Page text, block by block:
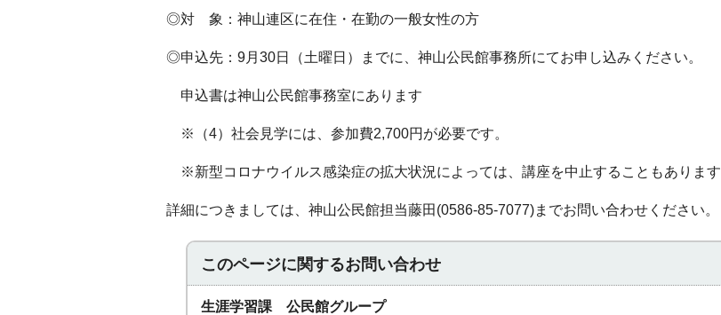
◎対 象：神山連区に在住・在勤の一般女性の方
◎申込先：9月30日（土曜日）までに、神山公民館事務所にてお申し込みください。
申込書は神山公民館事務室にあります
※（4）社会見学には、参加費2,700円が必要です。
※新型コロナウイルス感染症の拡大状況によっては、講座を中止することもあります
詳細につきましては、神山公民館担当藤田(0586-85-7077)までお問い合わせください。
このページに関するお問い合わせ
生涯学習課 公民館グループ